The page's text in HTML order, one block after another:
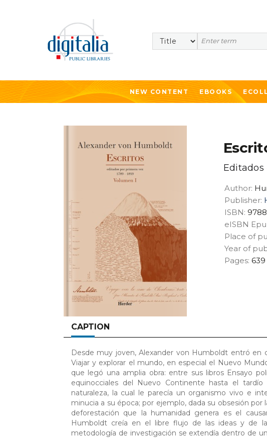
Search
NEW CONTENT EBOOKS
Author:
Publisher:
ISBN:
eISBN
Place of
Year of
Pages: 639
CAPTION
Desde muy joven, Alexander von Humboldt entró en
Viajar y explorar el mundo, en especial el Nuevo
que legó una amplia obra: entre sus libros Ensayo
equinocciales del Nuevo Continente hasta el
naturaleza, la cual le parecía un organismo vivo e
minucia a su época; por ejemplo, dada su obsesión
deforestación que la humanidad genera es el
Humboldt creía en el libre flujo de las ideas y de
metodología de investigación se extendía dentro de